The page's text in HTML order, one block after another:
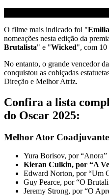
O filme mais indicado foi "
nomeações nesta edição da
Brutalista" e "Wicked", com 10
No entanto, o grande vencedor
conquistou as cobiçadas
Direção e Melhor Atriz.
Confira a lista
do Oscar 2025:
Melhor Ator Coadjuvante
Yura Borisov, por “Anora”
Kieran Culkin, por “A
Edward Norton, por “Um
Guy Pearce, por “O
Jeremy Strong, por “O